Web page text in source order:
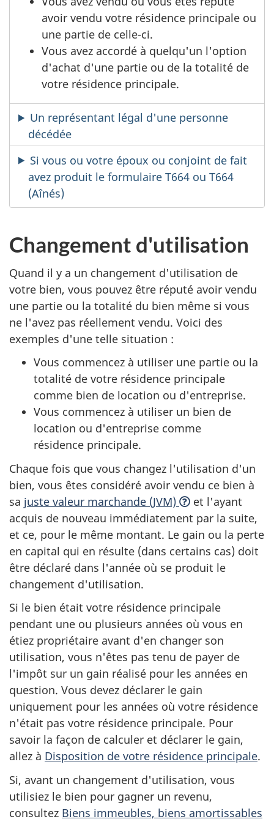
avoir vendu votre résidence principale ou
une partie de celle-ci.
Vous avez accordé à quelqu'un l'option
d'achat d'une partie ou de la totalité de
votre résidence principale.
Un représentant légal d'une personne
décédée
Si vous ou votre époux ou conjoint de fait
avez produit le formulaire T664 ou T664
(Aînés)
Changement d'utilisation
Quand il y a un changement d'utilisation de
votre bien, vous pouvez être réputé avoir vendu
une partie ou la totalité du bien même si vous
ne l'avez pas réellement vendu. Voici des
exemples d'une telle situation :
Vous commencez à utiliser une partie ou la
totalité de votre résidence principale
comme bien de location ou d'entreprise.
Vous commencez à utiliser un bien de
location ou d'entreprise comme
résidence principale.
Chaque fois que vous changez l'utilisation d'un
bien, vous êtes considéré avoir vendu ce bien à
sa juste valeur marchande (JVM)
et l'ayant
acquis de nouveau immédiatement par la suite,
et ce, pour le même montant. Le gain ou la perte
en capital qui en résulte (dans certains cas) doit
être déclaré dans l'année où se produit le
changement d'utilisation.
Si le bien était votre résidence principale
pendant une ou plusieurs années où vous en
étiez propriétaire avant d'en changer son
utilisation, vous n'êtes pas tenu de payer de
l'impôt sur un gain réalisé pour les années en
question. Vous devez déclarer le gain
uniquement pour les années où votre résidence
n'était pas votre résidence principale. Pour
savoir la façon de calculer et déclarer le gain,
allez à Disposition de votre résidence principale.
Si, avant un changement d'utilisation, vous
utilisiez le bien pour gagner un revenu,
consultez Biens immeubles, biens amortissables